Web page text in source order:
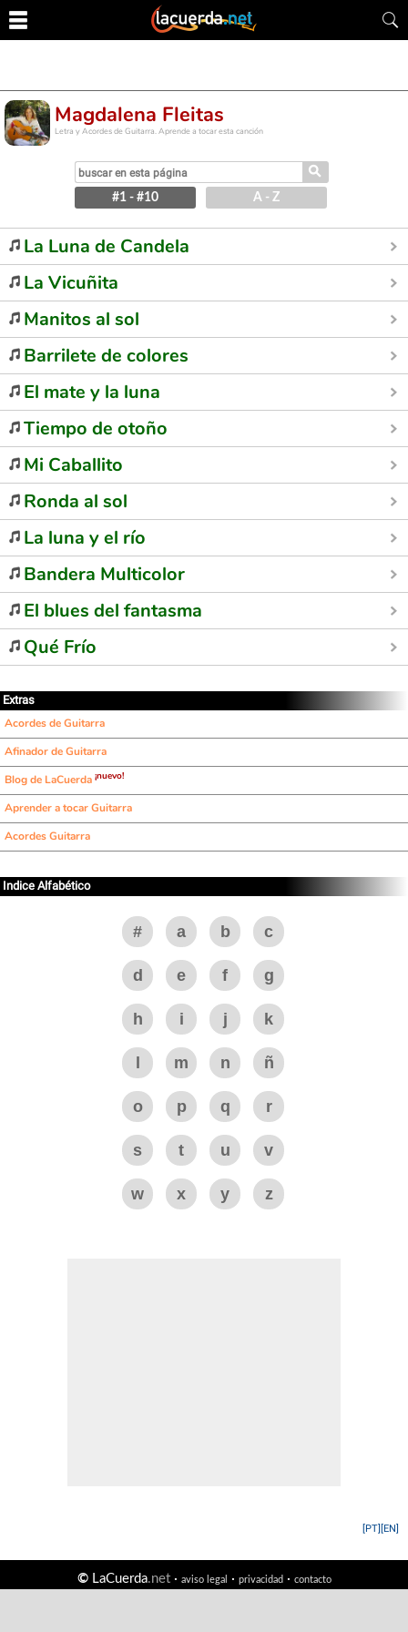
Magdalena Fleitas
Letra y Acordes de Guitarra. Aprende a tocar esta canción
⚲
#1 - #10 A - Z
La Luna de Candela
La Vicuñita
Manitos al sol
Barrilete de colores
El mate y la luna
Tiempo de otoño
Mi Caballito
Ronda al sol
La luna y el río
Bandera Multicolor
El blues del fantasma
Qué Frío
Extras
Acordes de Guitarra
Afinador de Guitarra
Blog de LaCuerda ¡nuevo!
Aprender a tocar Guitarra
Acordes Guitarra
Indice Alfabético
# a b c
d e f g
h i j k
m n ñ
o p q r
s t u v
w x y z
[EN]
[PT]
©LaCuerda.net· aviso legal · privacidad· contacto